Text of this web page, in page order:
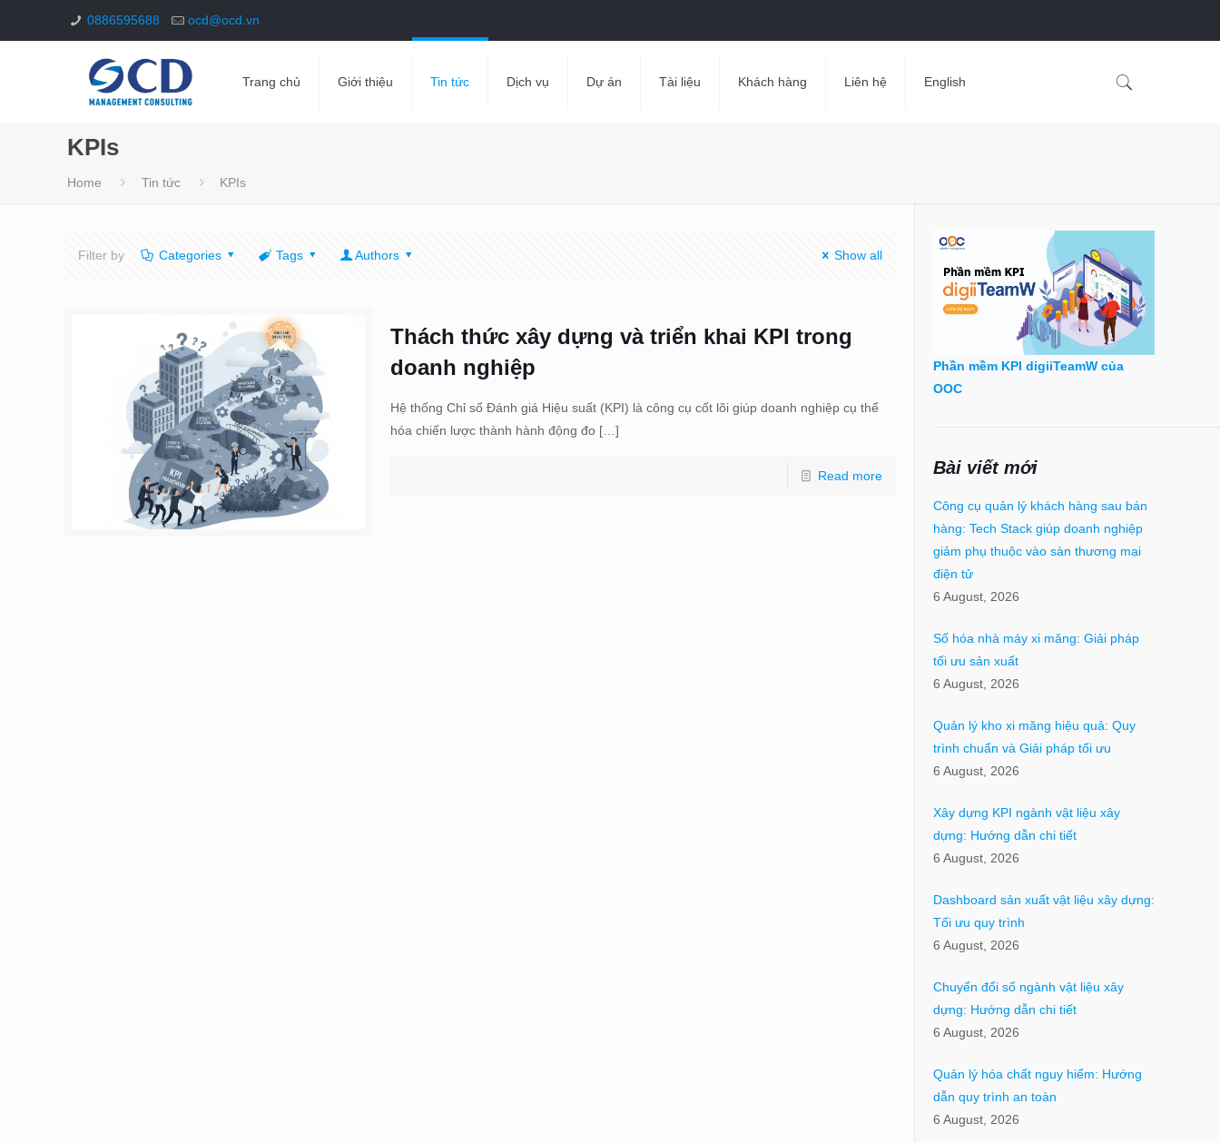
0886595688 ocd@ocd.vn
Trang chủ Giới thiệu Tin tức Dịch vụ Dự án Tài liệu Khách hàng Liên hệ English
KPIs
Home Tin tức KPIs
Filter by Categories Tags Authors Show all
Thách thức xây dựng và triển khai KPI trong
doanh nghiệp
Hệ thống Chỉ số Đánh giá Hiệu suất (KPI) là công cụ cốt lõi giúp doanh nghiệp cụ thể
hóa chiến lược thành hành động đo […]
Read more
Phần mềm KPI digiiTeamW của
OOC
Bài viết mới
Công cụ quản lý khách hàng sau bán
hàng: Tech Stack giúp doanh nghiệp
giảm phụ thuộc vào sàn thương mại
điện tử
6 August, 2026
Số hóa nhà máy xi măng: Giải pháp
tối ưu sản xuất
6 August, 2026
Quản lý kho xi măng hiệu quả: Quy
trình chuẩn và Giải pháp tối ưu
6 August, 2026
Xây dựng KPI ngành vật liệu xây
dựng: Hướng dẫn chi tiết
6 August, 2026
Dashboard sản xuất vật liệu xây dựng:
Tối ưu quy trình
6 August, 2026
Chuyển đổi số ngành vật liệu xây
dựng: Hướng dẫn chi tiết
6 August, 2026
Quản lý hóa chất nguy hiểm: Hướng
dẫn quy trình an toàn
6 August, 2026